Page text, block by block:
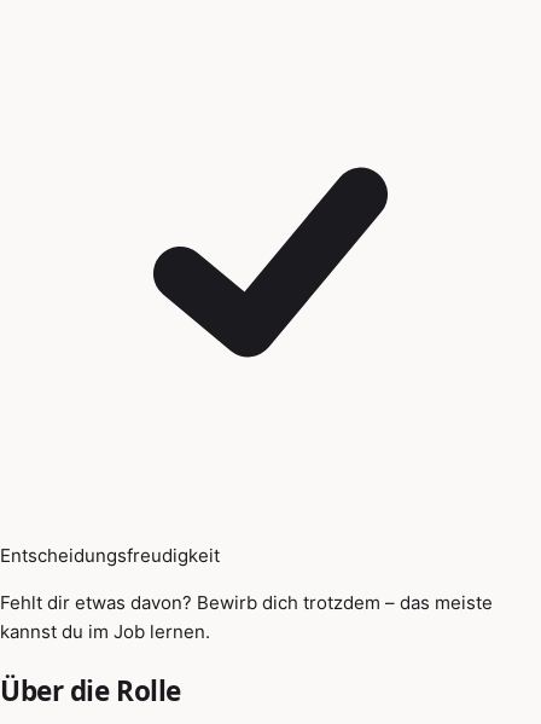
Entscheidungsfreudigkeit
Fehlt dir etwas davon? Bewirb dich trotzdem – das meiste
kannst du im Job lernen.
Über die Rolle